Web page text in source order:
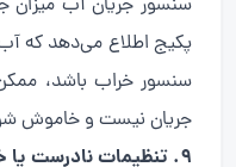
سنسور جریان آب میزان
پکیج اطلاع می‌دهد که
سنسور خراب باشد،
جریان نیست و خاموش
۹. تنظیمات نادرست یا خرابی در ترموستات محیطی